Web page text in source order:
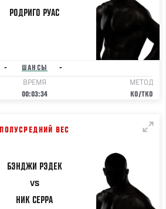
РОДРИГО РУАС
- ШАНСЫ
-
ВРЕМЯ
00:03:34
МЕТОД
KO/TKO
ПОЛУСРЕДНИЙ ВЕС
БЭНДЖИ РЭДЕК
VS
НИК СЕРРА